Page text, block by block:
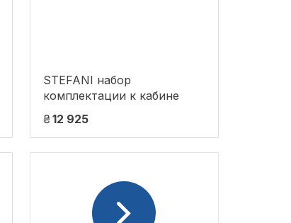
STEFANI набор
комплектации к кабине
₴12 925